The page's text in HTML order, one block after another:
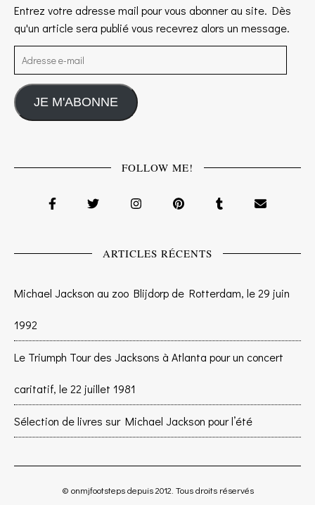
Entrez votre adresse mail pour vous abonner au site. Dès
qu'un article sera publié vous recevrez alors un message.
Adresse e-mail
JE M'ABONNE
FOLLOW ME!
ARTICLES RÉCENTS
Michael Jackson au zoo Blijdorp de Rotterdam, le 29 juin
1992
Le Triumph Tour des Jacksons à Atlanta pour un concert
caritatif, le 22 juillet 1981
Sélection de livres sur Michael Jackson pour l’été
© onmjfootsteps depuis 2012. Tous droits réservés